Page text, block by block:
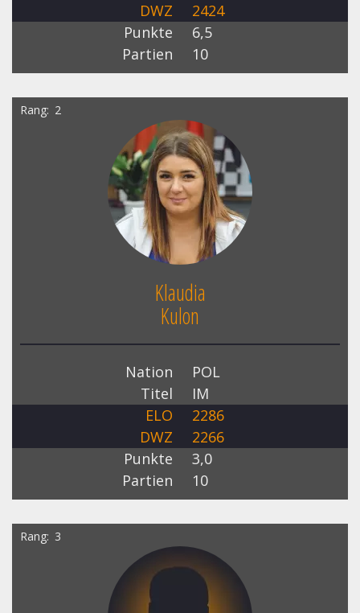
DWZ
2424
Punkte
6,5
Partien
10
Rang 2
Klaudia
Kulon
Nation
POL
Titel
IM
ELO
2286
DWZ
2266
Punkte
3,0
Partien
10
Rang 3